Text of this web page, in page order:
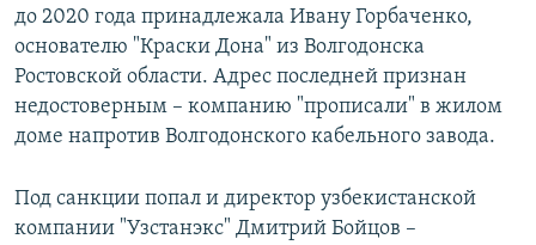
до 2020 года принадлежала Ивану Горбаченко,
основателю "Краски Дона" из Волгодонска
Ростовской области. Адрес последней признан
недостоверным – компанию "прописали" в жилом
доме напротив Волгодонского кабельного завода.
Под санкции попал и директор узбекистанской
компании "Узстанэкс" Дмитрий Бойцов –